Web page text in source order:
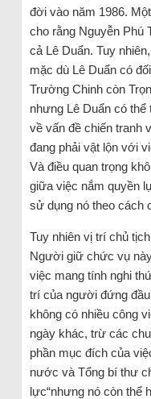
đời vào năm 1986.
cho rằng Nguyễn Phú
cả Lê Duẩn. Tuy
mặc dù Lê Duẩn có
Trường Chinh còn
nhưng Lê Duẩn có
về vấn đề chiến tranh
đang phải vật lộn với
Và điều quan trọng
giữa việc nắm quyền
sử dụng nó theo cách
Tuy nhiên vị trí chủ
Người giữ chức vụ
việc mang tính nghi
trí của người đứng
không có nhiều công
ngày khác, trừ các
phần mục đích của
nước và Tổng bí thư
lực“nhưng nó còn thể